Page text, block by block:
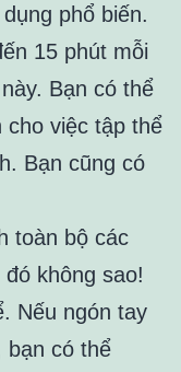
phổ biến.
15 phút mỗi
Bạn có thể
việc tập thể
Bạn cũng có
toàn bộ các
không sao!
Nếu ngón tay
bạn có thể